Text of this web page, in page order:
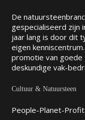
De
gespecialiseerd zijn
jaar lang is door dit
eigen
promotie van
deskundige vak-
Cultuur & Natuursteen
People-Planet-Profit